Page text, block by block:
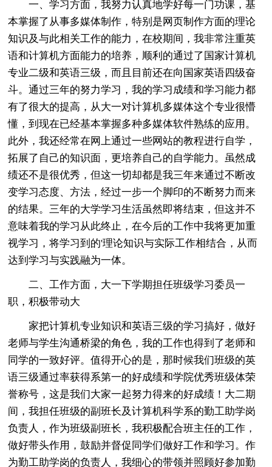
一、学习方面，我努力认真地学好每一门功课，基
本掌握了从事多媒体制作，特别是网页制作方面的理论
知识及与此相关工作的能力，在校期间，我非常注重英
语和计算机方面能力的培养，顺利的通过了国家计算机
专业二级和英语三级，而且目前还在向国家英语四级奋
斗。通过三年的努力学习，我的学习成绩和学习能力都
有了很大的提高，从大一对计算机多媒体这个专业很懵
懂，到现在已经基本掌握多种多媒体软件熟练的应用。
此外，我还经常在网上通过一些网站的教程进行自学，
拓展了自己的知识面，更培养自己的自学能力。虽然成
绩还不是很优秀，但这一切却都是我三年来通过不断改
变学习态度、方法，经过一步一个脚印的不断努力而来
的结果。三年的大学学习生活虽然即将结束，但这并不
意味着我的学习从此终止，在今后的工作中我将更加重
视学习，将学习到的'理论知识与实际工作相结合，从而
达到学习与实践融为一体。
二、工作方面，大一下学期担任班级学习委员一
职，积极带动大
家把计算机专业知识和英语三级的学习搞好，做好
老师与学生沟通桥梁的角色，我的工作也得到了老师和
同学的一致好评。值得开心的是，那时候我们班级的英
语三级通过率获得系第一的好成绩和学院优秀班级体荣
誉称号，这是我们大家一起努力得来的好成绩！大二期
间，我担任班级的副班长及计算机科学系的勤工助学岗
负责人，作为班级副班长，我积极配合班主任的工作，
做好带头作用，鼓励并督促同学们做好工作和学习。作
为勤工助学岗的负责人，我细心的带领并照顾好参加勤